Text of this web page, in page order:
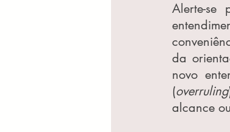
Alerte-
da
novo
(overruling
alcance